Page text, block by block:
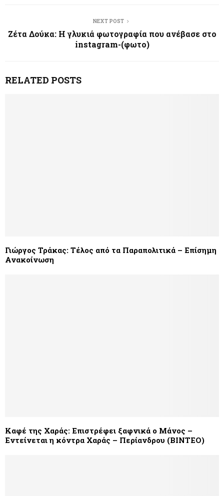
NEXT POST
Ζέτα Δούκα: Η γλυκιά φωτογραφία που ανέβασε στο
instagram-(φωτο)
RELATED POSTS
Γιώργος Τράκας: Τέλος από τα Παραπολιτικά – Επίσημη
Ανακοίνωση
Καφέ της Χαράς: Επιστρέφει ξαφνικά ο Μάνος –
Εντείνεται η κόντρα Χαράς – Περίανδρου (ΒΙΝΤΕΟ)